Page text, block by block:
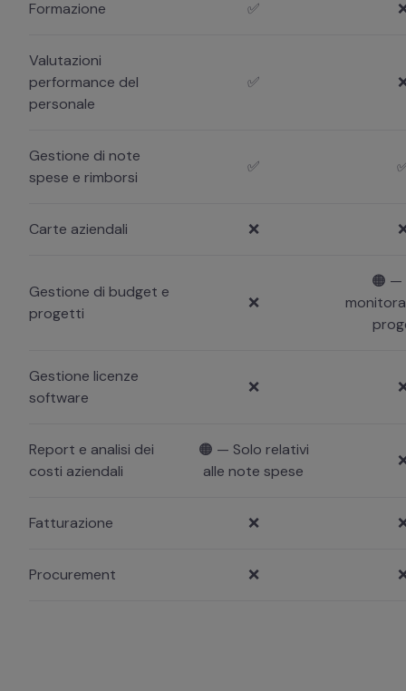
Formazione ✅
Valutazioni
performance del
personale
✅
Gestione di note
spese e rimborsi
✅
Carte aziendali ❌
Gestione di budget e
progetti
❌
🟠 —
Gestione licenze
software
❌
Report e analisi dei
costi aziendali
🟠 — Solo relativi
alle note spese
Fatturazione ❌
Procurement ❌